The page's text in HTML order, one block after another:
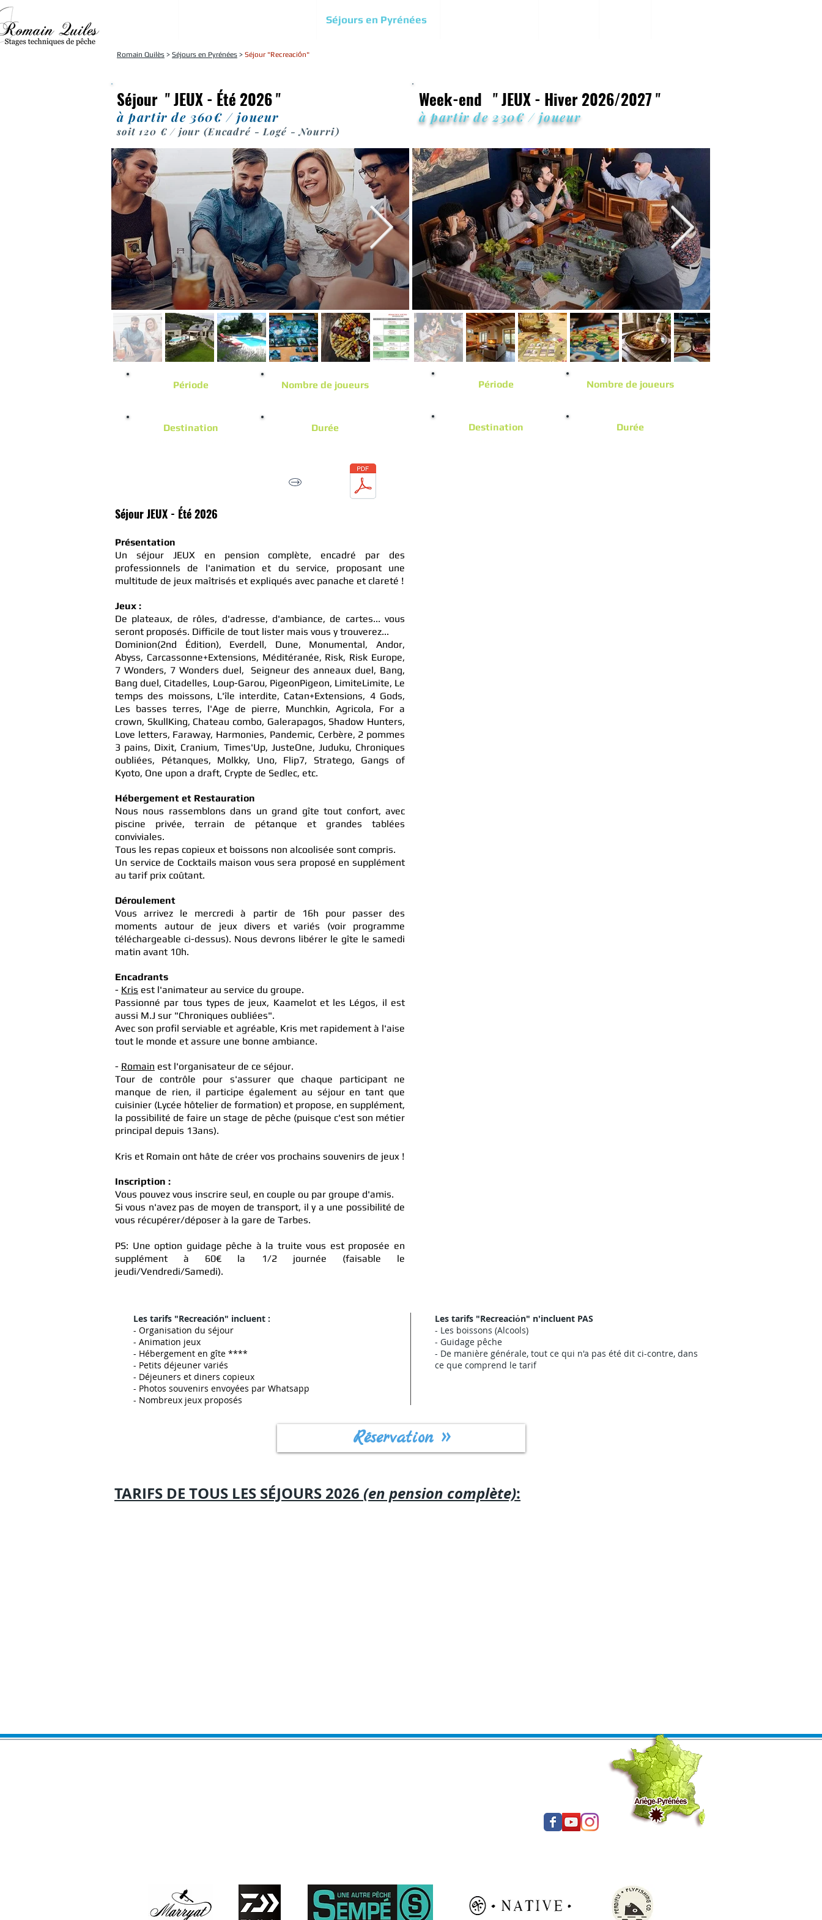
Séjours en Pyrénées
Romain Quilès > Séjours en Pyrénées > Séjour "Recreaciо́n"
Séjour "JEUX - Été 2026"
à partir de 360€ / joueur
soit 120 € / jour (Encadré - Logé - Nourri)
Période Nombre de joueurs
Destination Durée
Séjour JEUX - Été 2026
Présentation
Un séjour JEUX en pension complète, encadré par des
professionnels de l'animation et du service, proposant une
multitude de jeux maîtrisés et expliqués avec panache et clareté !
Jeux :
De plateaux, de rôles, d'adresse, d'ambiance, de cartes... vous
seront proposés. Difficile de tout lister mais vous y trouverez...
Dominion(2nd Édition), Everdell, Dune, Monumental, Andor,
Abyss, Carcassonne+Extensions, Méditéranée, Risk, Risk Europe,
7 Wonders, 7 Wonders duel, Seigneur des anneaux duel, Bang,
Bang duel, Citadelles, Loup-Garou, PigeonPigeon, LimiteLimite, Le
temps des moissons, L'île interdite, Catan+Extensions, 4 Gods,
Les basses terres, l'Age de pierre, Munchkin, Agricola, For a
crown, SkullKing, Chateau combo, Galerapagos, Shadow Hunters,
Love letters, Faraway, Harmonies, Pandemic, Cerbère, 2 pommes
3 pains, Dixit, Cranium, Times'Up, JusteOne, Juduku, Chroniques
oubliées, Pétanques, Molkky, Uno, Flip7, Stratego, Gangs of
Kyoto, One upon a draft, Crypte de Sedlec, etc.
Hébergement et Restauration
Nous nous rassemblons dans un grand gîte tout confort, avec
piscine privée, terrain de pétanque et grandes tablées
conviviales.
Tous les repas copieux et boissons non alcoolisée sont compris.
Un service de Cocktails maison vous sera proposé en supplément
au tarif prix coûtant.
Déroulement
Vous arrivez le mercredi à partir de 16h pour passer des
moments autour de jeux divers et variés (voir programme
téléchargeable ci-dessus). Nous devrons libérer le gîte le samedi
matin avant 10h.​
Encadrants
- Kris est l'animateur au service du groupe.
Passionné par tous types de jeux, Kaamelot et les Légos, il est
aussi M.J sur "Chroniques oubliées".
Avec son profil serviable et agréable, Kris met rapidement à l'aise
tout le monde et assure une bonne ambiance.
- Romain est l'organisateur de ce séjour.
Tour de contrôle pour s'assurer que chaque participant ne
manque de rien, il participe également au séjour en tant que
cuisinier (Lycée hôtelier de formation) et propose, en supplément,
la possibilité de faire un stage de pêche (puisque c'est son métier
principal depuis 13ans).
Kris et Romain ont hâte de créer vos prochains souvenirs de jeux !
Inscription :
Vous pouvez vous inscrire seul, en couple ou par groupe d'amis.
Si vous n'avez pas de moyen de transport, il y a une possibilité de
vous récupérer/déposer à la gare de Tarbes.​
PS: Une option guidage pêche à la truite vous est proposée en
supplément à 60€ la 1/2 journée (faisable le
jeudi/Vendredi/Samedi).
Week-end "JEUX - Hiver 2026/2027"
à partir de 230€ / joueur
Période Nombre de joueurs
Destination Durée
Les tarifs "Recreación" incluent :
- Organisation du séjour
- Animation jeux
- Hébergement en gîte ****
- Petits déjeuner variés
- Déjeuners et diners copieux
- Photos souvenirs envoyées par Whatsapp
- Nombreux jeux proposés
Les tarifs "Recreaciо́n" n'incluent PAS
- Les boissons (Alcools)
- Guidage pêche
- De manière générale, tout ce qui n'a pas été dit ci-contre, dans
ce que comprend le tarif
Réservation >>
TARIFS DE TOUS LES SÉJOURS 2026 (en pension complète):